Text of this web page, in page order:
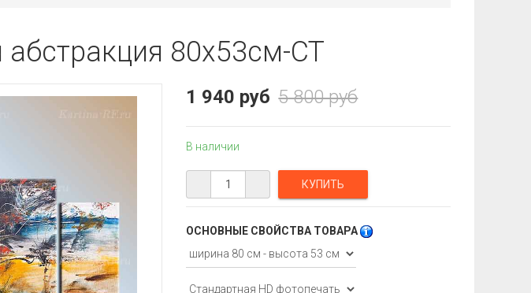
80x53см-CT
5 800 руб
1 940 руб
В наличии
ОСНОВНЫЕ СВОЙСТВА ТОВАРА